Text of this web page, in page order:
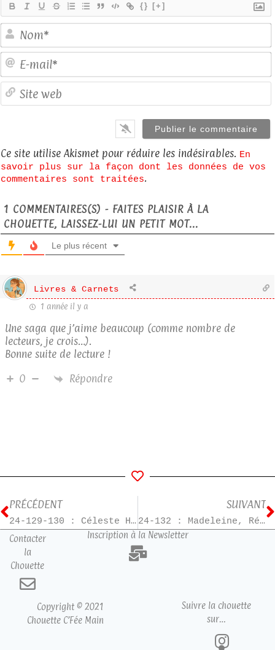
{} [+]
Ce site utilise Akismet pour réduire les indésirables. En
savoir plus sur la façon dont les données de vos
commentaires sont traitées.
1 COMMENTAIRES(S) - FAITES PLAISIR À LA
CHOUETTE, LAISSEZ-LUI UN PETIT MOT...
Le plus récent
Livres & Carnets
1 année il y a
Une saga que j’aime beaucoup (comme nombre de
lecteurs, je crois…).
Bonne suite de lecture !
0
Répondre
PRÉCÉDENT
24-129-130 : Céleste Harmonie – Saga
SUIVANT
24-132 : Madeleine, Résistante – T3
Contacter
la
Chouette
Inscription à la Newsletter
Copyright © 2021
Chouette C’Fée Main
Suivre la chouette
sur…